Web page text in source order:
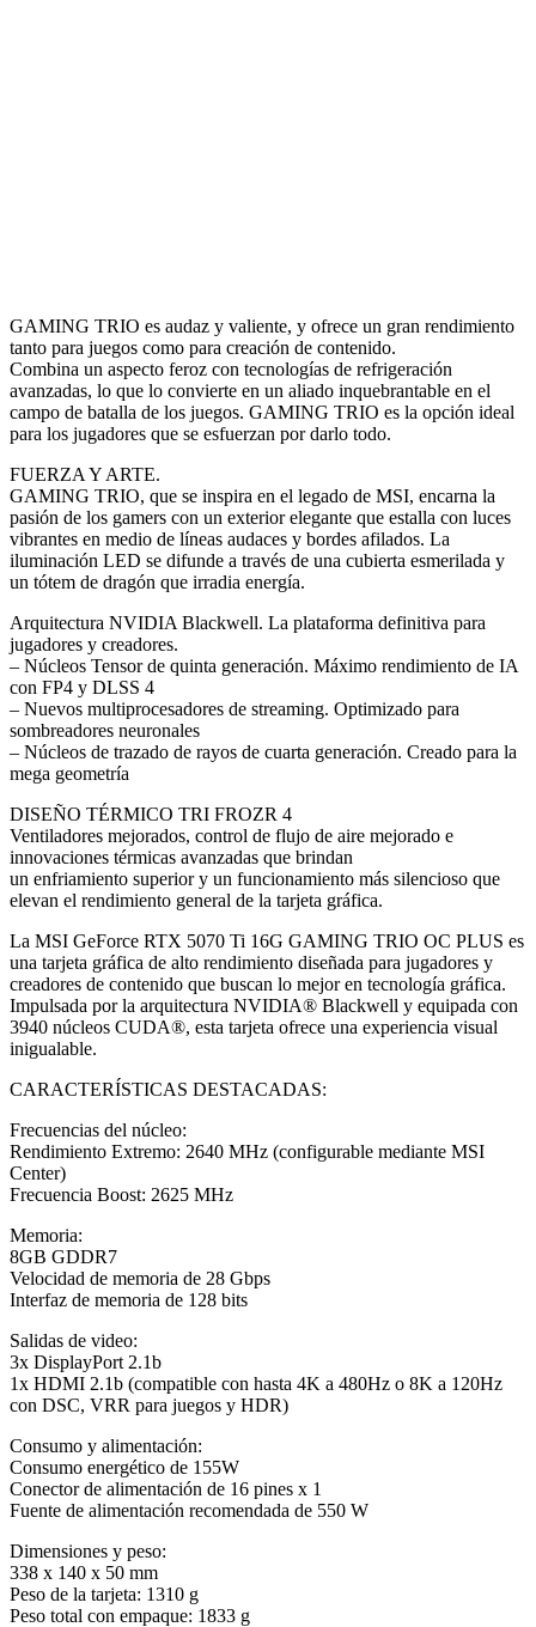
GAMING TRIO es audaz y valiente, y ofrece un gran rendimiento
tanto para juegos como para creación de contenido.
Combina un aspecto feroz con tecnologías de refrigeración
avanzadas, lo que lo convierte en un aliado inquebrantable en el
campo de batalla de los juegos. GAMING TRIO es la opción ideal
para los jugadores que se esfuerzan por darlo todo.
FUERZA Y ARTE.
GAMING TRIO, que se inspira en el legado de MSI, encarna la
pasión de los gamers con un exterior elegante que estalla con luces
vibrantes en medio de líneas audaces y bordes afilados. La
iluminación LED se difunde a través de una cubierta esmerilada y
un tótem de dragón que irradia energía.
Arquitectura NVIDIA Blackwell. La plataforma definitiva para
jugadores y creadores.
– Núcleos Tensor de quinta generación. Máximo rendimiento de IA
con FP4 y DLSS 4
– Nuevos multiprocesadores de streaming. Optimizado para
sombreadores neuronales
– Núcleos de trazado de rayos de cuarta generación. Creado para la
mega geometría
DISEÑO TÉRMICO TRI FROZR 4
Ventiladores mejorados, control de flujo de aire mejorado e
innovaciones térmicas avanzadas que brindan
un enfriamiento superior y un funcionamiento más silencioso que
elevan el rendimiento general de la tarjeta gráfica.
La MSI GeForce RTX 5070 Ti 16G GAMING TRIO OC PLUS es
una tarjeta gráfica de alto rendimiento diseñada para jugadores y
creadores de contenido que buscan lo mejor en tecnología gráfica.
Impulsada por la arquitectura NVIDIA® Blackwell y equipada con
3940 núcleos CUDA®, esta tarjeta ofrece una experiencia visual
inigualable.
CARACTERÍSTICAS DESTACADAS:
Frecuencias del núcleo:
Rendimiento Extremo: 2640 MHz (configurable mediante MSI
Center)
Frecuencia Boost: 2625 MHz
Memoria:
8GB GDDR7
Velocidad de memoria de 28 Gbps
Interfaz de memoria de 128 bits
Salidas de video:
3x DisplayPort 2.1b
1x HDMI 2.1b (compatible con hasta 4K a 480Hz o 8K a 120Hz
con DSC, VRR para juegos y HDR)
Consumo y alimentación:
Consumo energético de 155W
Conector de alimentación de 16 pines x 1
Fuente de alimentación recomendada de 550 W
Dimensiones y peso:
338 x 140 x 50 mm
Peso de la tarjeta: 1310 g
Peso total con empaque: 1833 g